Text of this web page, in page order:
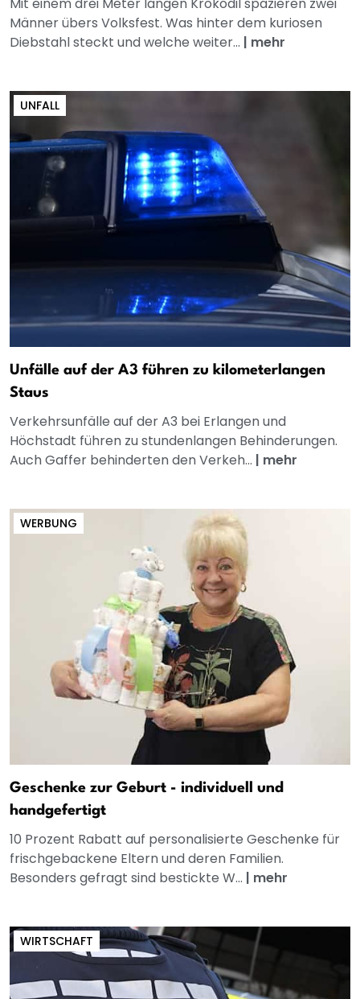
Männer übers Volksfest. Was hinter dem kuriosen
Diebstahl steckt und welche weiter... | mehr
UNFALL
Unfälle auf der A3 führen zu kilometerlangen
Staus
Verkehrsunfälle auf der A3 bei Erlangen und
Höchstadt führen zu stundenlangen Behinderungen.
Auch Gaffer behinderten den Verkeh... | mehr
WERBUNG
Geschenke zur Geburt - individuell und
handgefertigt
10 Prozent Rabatt auf personalisierte Geschenke für
frischgebackene Eltern und deren Familien.
Besonders gefragt sind bestickte W... | mehr
WIRTSCHAFT